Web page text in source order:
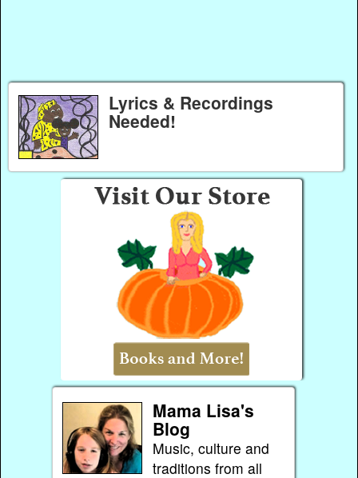
Lyrics & Recordings
Needed!
Mama Lisa's
Blog
Music, culture and
traditions from all